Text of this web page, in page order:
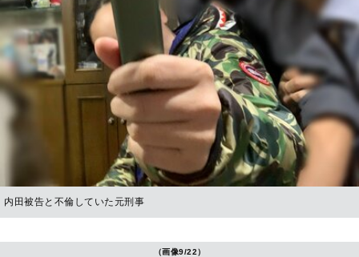
内田被告と不倫していた元刑事
（画像9/22）